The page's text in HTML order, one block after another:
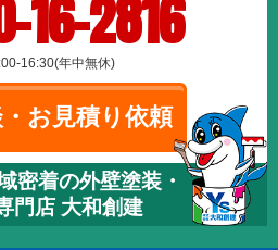
16-2816
16:30(年中無休)
お見積り依頼
密着の外壁塗装・
門店 大和創建